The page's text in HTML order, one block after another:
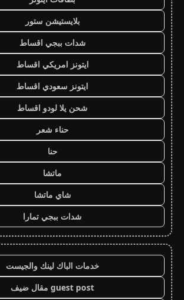
بلايستيشن ستور
شدات ببجي اقساط
ايتونز امريكي اقساط
ايتونز سعودي اقساط
شحن يلا لودو اقساط
حناء شعر
حنا
ماتشا
شاي ماتشا
شدات ببجي تمارا
خدمات الباك لينك والجيست
guest post مقال ضيف